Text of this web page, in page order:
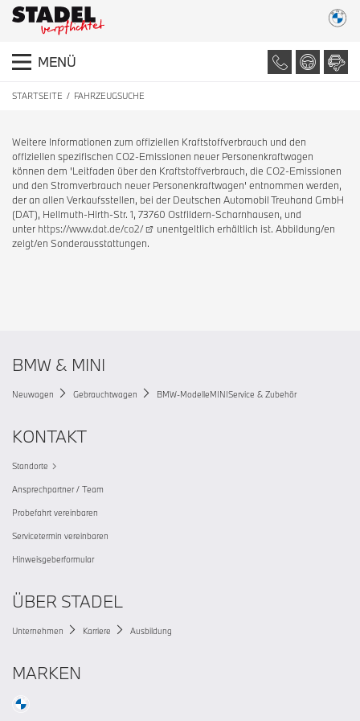
MENÜ
STARTSEITE FAHRZEUGSUCHE
Weitere Informationen zum offiziellen Kraftstoffverbrauch und den
offiziellen spezifischen CO2-Emissionen neuer Personenkraftwagen
können dem 'Leitfaden über den Kraftstoffverbrauch, die CO2-Emissionen
und den Stromverbrauch neuer Personenkraftwagen' entnommen werden,
der an allen Verkaufsstellen, bei der Deutschen Automobil Treuhand GmbH
(DAT), Hellmuth-Hirth-Str. 1, 73760 Ostfildern-Scharnhausen, und
unter https://www.dat.de/co2/
unentgeltlich erhältlich ist. Abbildung/en
zeigt/en Sonderausstattungen.
BMW & MINI
Neuwagen Gebrauchtwagen BMW-ModelleMINIService & Zubehör
KONTAKT
Standorte
Ansprechpartner / Team
Probefahrt vereinbaren
Servicetermin vereinbaren
Hinweisgeberformular
ÜBER STADEL
Unternehmen Karriere Ausbildung
MARKEN